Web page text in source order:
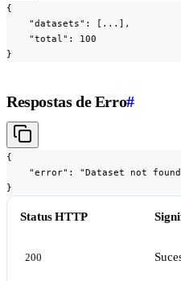
{
    "datasets": [...],
    "total": 100
}
Respostas de Erro#
{
"error": "Dataset not
}
Status HTTP
200